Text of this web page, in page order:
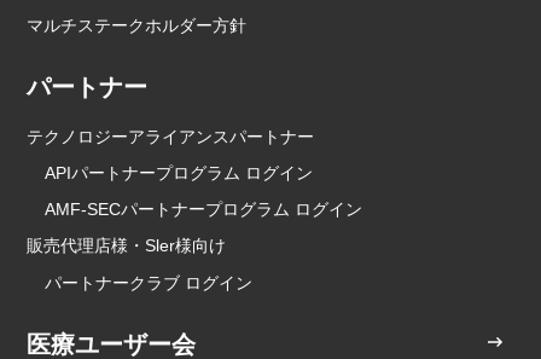
マルチステークホルダー方針
パートナー
テクノロジーアライアンスパートナー
APIパートナープログラム ログイン
AMF-SECパートナープログラム ログイン
販売代理店様・Sler様向け
パートナークラブ ログイン
医療ユーザー会